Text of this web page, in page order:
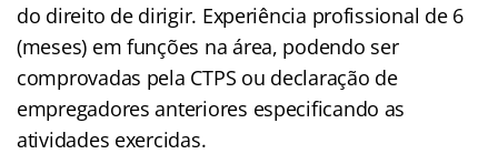
do direito de dirigir. Experiência profissional de 6
(meses) em funções na área, podendo ser
comprovadas pela CTPS ou declaração de
empregadores anteriores especificando as
atividades exercidas.